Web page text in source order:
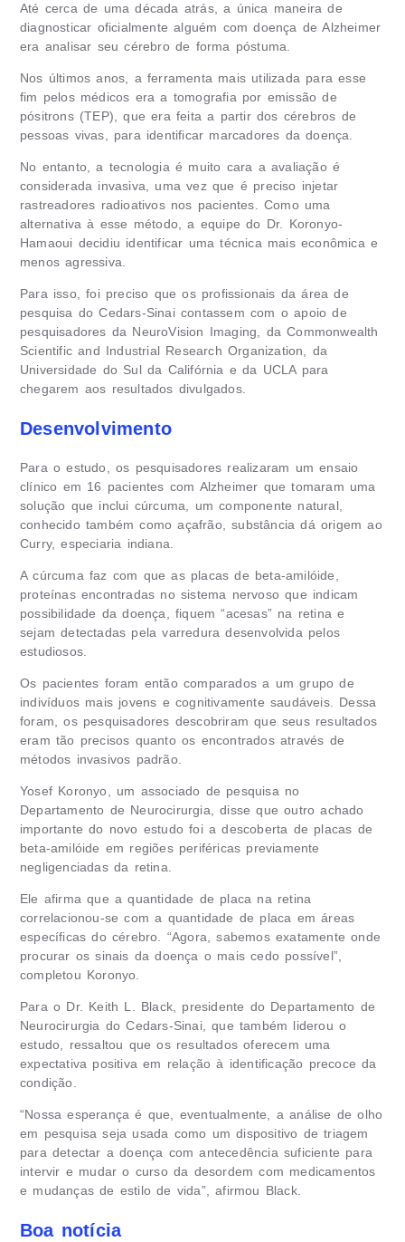
Até cerca de uma década atrás, a única maneira de
diagnosticar oficialmente alguém com doença de Alzheimer
era analisar seu cérebro de forma póstuma.
Nos últimos anos, a ferramenta mais utilizada para esse
fim pelos médicos era a tomografia por emissão de
pósitrons (TEP), que era feita a partir dos cérebros de
pessoas vivas, para identificar marcadores da doença.
No entanto, a tecnologia é muito cara a avaliação é
considerada invasiva, uma vez que é preciso injetar
rastreadores radioativos nos pacientes. Como uma
alternativa à esse método, a equipe do Dr. Koronyo-
Hamaoui decidiu identificar uma técnica mais econômica e
menos agressiva.
Para isso, foi preciso que os profissionais da área de
pesquisa do Cedars-Sinai contassem com o apoio de
pesquisadores da NeuroVision Imaging, da Commonwealth
Scientific and Industrial Research Organization, da
Universidade do Sul da Califórnia e da UCLA para
chegarem aos resultados divulgados.
Desenvolvimento
Para o estudo, os pesquisadores realizaram um ensaio
clínico em 16 pacientes com Alzheimer que tomaram uma
solução que inclui cúrcuma, um componente natural,
conhecido também como açafrão, substância dá origem ao
Curry, especiaria indiana.
A cúrcuma faz com que as placas de beta-amilóide,
proteínas encontradas no sistema nervoso que indicam
possibilidade da doença, fiquem “acesas” na retina e
sejam detectadas pela varredura desenvolvida pelos
estudiosos.
Os pacientes foram então comparados a um grupo de
indivíduos mais jovens e cognitivamente saudáveis. Dessa
foram, os pesquisadores descobriram que seus resultados
eram tão precisos quanto os encontrados através de
métodos invasivos padrão.
Yosef Koronyo, um associado de pesquisa no
Departamento de Neurocirurgia, disse que outro achado
importante do novo estudo foi a descoberta de placas de
beta-amilóide em regiões periféricas previamente
negligenciadas da retina.
Ele afirma que a quantidade de placa na retina
correlacionou-se com a quantidade de placa em áreas
específicas do cérebro. “Agora, sabemos exatamente onde
procurar os sinais da doença o mais cedo possível”,
completou Koronyo.
Para o Dr. Keith L. Black, presidente do Departamento de
Neurocirurgia do Cedars-Sinai, que também liderou o
estudo, ressaltou que os resultados oferecem uma
expectativa positiva em relação à identificação precoce da
condição.
“Nossa esperança é que, eventualmente, a análise de olho
em pesquisa seja usada como um dispositivo de triagem
para detectar a doença com antecedência suficiente para
intervir e mudar o curso da desordem com medicamentos
e mudanças de estilo de vida”, afirmou Black.
Boa notícia